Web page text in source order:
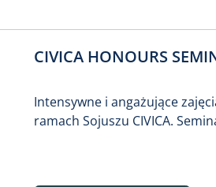
CIVICA HONOURS
Intensywne i angażujące
ramach Sojuszu CIVICA.